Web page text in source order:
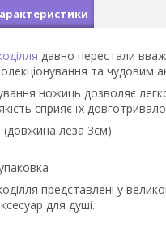
давно перестали
та чудовим
ножиць дозволяє
сприяє їх
(довжина леза 3см)
представлені у
для душі.